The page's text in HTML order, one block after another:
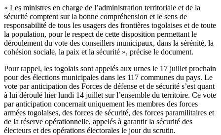
« Les ministres en charge de l’administration territoriale et de la
sécurité comptent sur la bonne compréhension et le sens de
responsabilité de tous les usagers des frontières togolaises et de toute
la population, pour le respect de cette disposition permettant le
déroulement du vote des conseillers municipaux, dans la sérénité, la
cohésion sociale, la paix et la sécurité », précise le document.
Pour rappel, les togolais sont appelés aux urnes le 17 juillet prochain
pour des élections municipales dans les 117 communes du pays. Le
vote par anticipation des Forces de défense et de sécurité s’est quant
à lui déroulé hier lundi 14 juillet sur l’ensemble du territoire. Ce vote
par anticipation concernait uniquement les membres des forces
armées togolaises, des forces de sécurité, des forces paramilitaires et
de la réserve opérationnelle, appelés à garantir la sécurité des
électeurs et des opérations électorales le jour du scrutin.